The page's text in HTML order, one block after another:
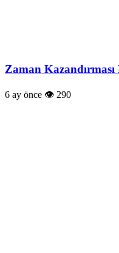
Zaman
6 ay önce 290